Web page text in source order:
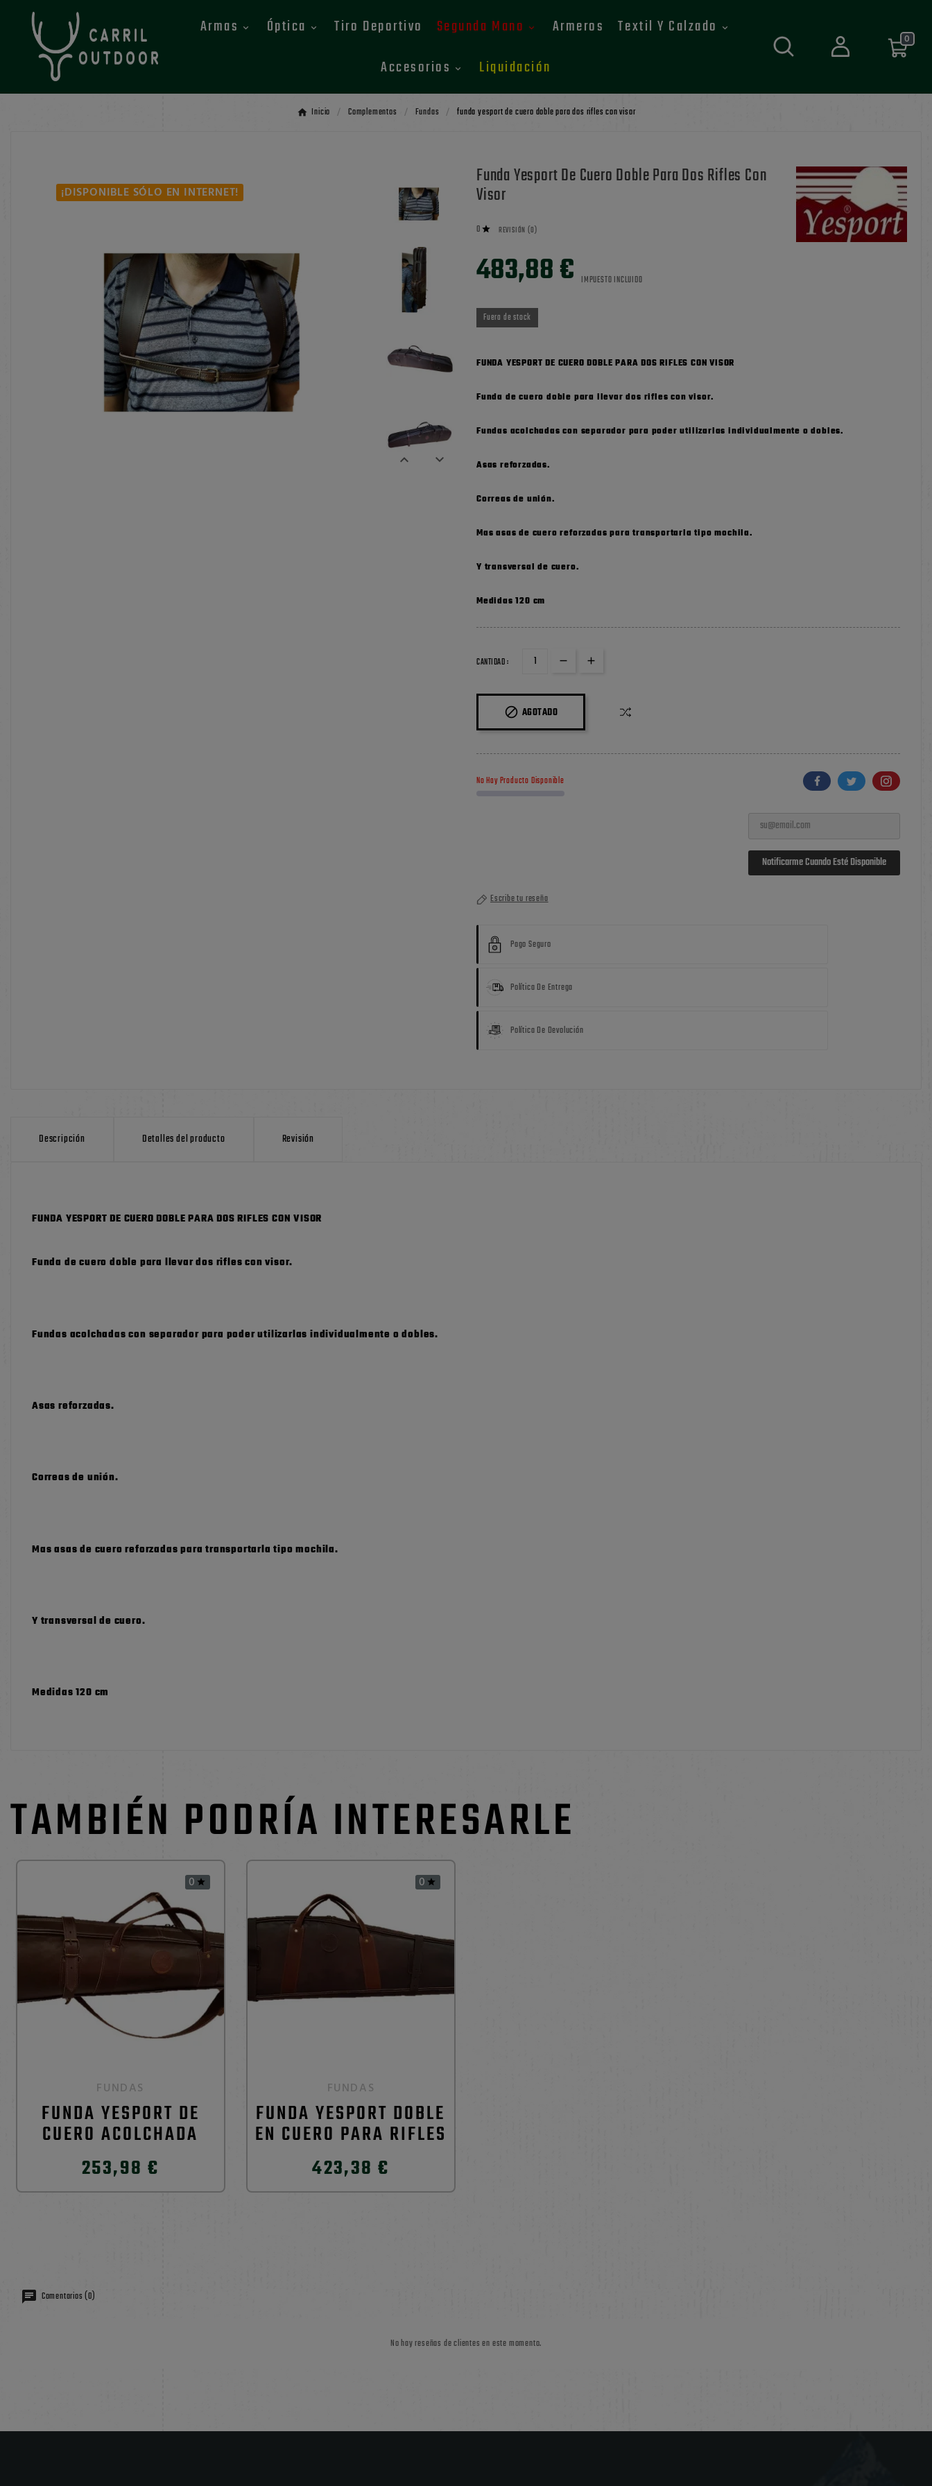
Armas Óptica Tiro Deportivo Segunda Mano Armeros
Textil Y Calzado
Accesorios
Liquidación
0
Inicio Complementos Fundas funda yesport de cuero doble para dos rifles con visor
¡DISPONIBLE SÓLO EN INTERNET!
 
Funda Yesport De Cuero Doble Para Dos Rifles Con
Visor
0  REVISIÓN (0)
483,88 € IMPUESTO INCLUIDO
Fuera de stock
FUNDA YESPORT DE CUERO DOBLE PARA DOS RIFLES CON VISOR
Funda de cuero doble para llevar dos rifles con visor.
Fundas acolchadas con separador para poder utilizarlas individualmente o dobles.
Asas reforzadas.
Correas de unión.
Mas asas de cuero reforzadas para transportarla tipo mochila.
Y transversal de cuero.
Medidas 120 cm
CANTIDAD :
 AGOTADO
No Hay Producto Disponible
Notificarme Cuando Esté Disponible
Escribe tu reseña
Pago Seguro
Política De Entrega
Política De Devolución
Descripción Detalles del producto Revisión
FUNDA YESPORT DE CUERO DOBLE PARA DOS RIFLES CON VISOR
Funda de cuero doble para llevar dos rifles con visor.
Fundas acolchadas con separador para poder utilizarlas individualmente o dobles.
Asas reforzadas.
Correas de unión.
Mas asas de cuero reforzadas para transportarla tipo mochila.
Y transversal de cuero.
Medidas 120 cm
TAMBIÉN PODRÍA INTERESARLE
0 
FUNDAS
FUNDA YESPORT DE
CUERO ACOLCHADA
253,98 €
0 
FUNDAS
FUNDA YESPORT DOBLE
EN CUERO PARA RIFLES
423,38 €
Comentarios (0)
No hay reseñas de clientes en este momento.